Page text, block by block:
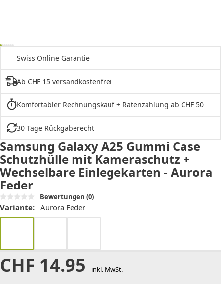
Swiss Online Garantie
Ab CHF 15 versandkostenfrei
Komfortabler Rechnungskauf + Ratenzahlung ab CHF 50
30 Tage Rückgaberecht
Samsung Galaxy A25 Gummi Case
Schutzhülle mit Kameraschutz +
Wechselbare Einlegekarten - Aurora
Feder
Bewertungen (0)
Variante: Aurora Feder
CHF 14.95 inkl. MwSt.